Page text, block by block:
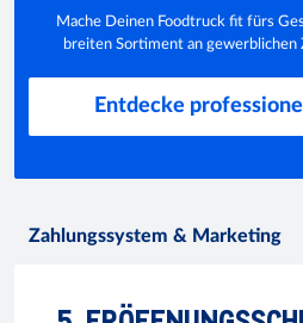
Mache Deinen Foodtruck fit fürs
breiten Sortiment an gewerblichen
Entdecke
Zahlungssystem & Marketing